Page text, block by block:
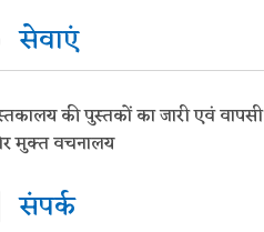
सेवाएं
की पुस्तकों का जारी एवं वापसी
मुक्त वचनालय
संपर्क